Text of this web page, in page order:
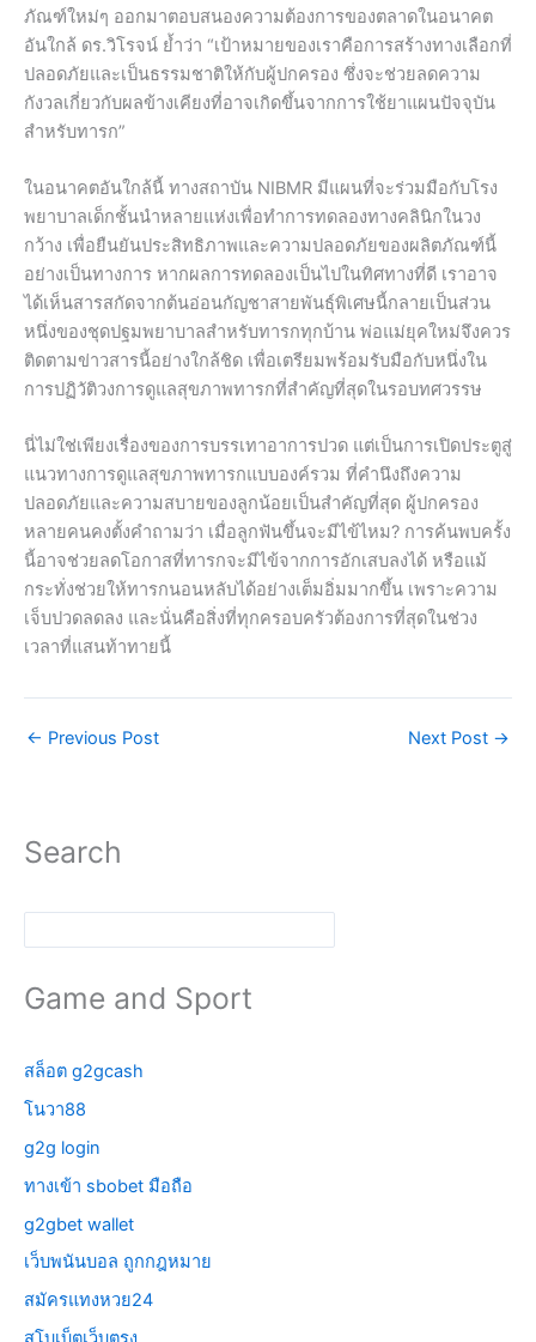
ภัณฑ์ใหม่ๆ ออกมาตอบสนองความต้องการของตลาดในอนาคต
อันใกล้ ดร.วิโรจน์ ย้ำว่า “เป้าหมายของเราคือการสร้างทางเลือกที่
ปลอดภัยและเป็นธรรมชาติให้กับผู้ปกครอง ซึ่งจะช่วยลดความ
กังวลเกี่ยวกับผลข้างเคียงที่อาจเกิดขึ้นจากการใช้ยาแผนปัจจุบัน
สำหรับทารก”
ในอนาคตอันใกล้นี้ ทางสถาบัน NIBMR มีแผนที่จะร่วมมือกับโรง
พยาบาลเด็กชั้นนำหลายแห่งเพื่อทำการทดลองทางคลินิกในวง
กว้าง เพื่อยืนยันประสิทธิภาพและความปลอดภัยของผลิตภัณฑ์นี้
อย่างเป็นทางการ หากผลการทดลองเป็นไปในทิศทางที่ดี เราอาจ
ได้เห็นสารสกัดจากต้นอ่อนกัญชาสายพันธุ์พิเศษนี้กลายเป็นส่วน
หนึ่งของชุดปฐมพยาบาลสำหรับทารกทุกบ้าน พ่อแม่ยุคใหม่จึงควร
ติดตามข่าวสารนี้อย่างใกล้ชิด เพื่อเตรียมพร้อมรับมือกับหนึ่งใน
การปฏิวัติวงการดูแลสุขภาพทารกที่สำคัญที่สุดในรอบทศวรรษ
นี่ไม่ใช่เพียงเรื่องของการบรรเทาอาการปวด แต่เป็นการเปิดประตูสู่
แนวทางการดูแลสุขภาพทารกแบบองค์รวม ที่คำนึงถึงความ
ปลอดภัยและความสบายของลูกน้อยเป็นสำคัญที่สุด ผู้ปกครอง
หลายคนคงตั้งคำถามว่า เมื่อลูกฟันขึ้นจะมีไข้ไหม? การค้นพบครั้ง
นี้อาจช่วยลดโอกาสที่ทารกจะมีไข้จากการอักเสบลงได้ หรือแม้
กระทั่งช่วยให้ทารกนอนหลับได้อย่างเต็มอิ่มมากขึ้น เพราะความ
เจ็บปวดลดลง และนั่นคือสิ่งที่ทุกครอบครัวต้องการที่สุดในช่วง
เวลาที่แสนท้าทายนี้
← Previous Post Next Post →
Search
Game and Sport
สล็อต g2gcash
โนวา88
g2g login
ทางเข้า sbobet มือถือ
g2gbet wallet
เว็บพนันบอล ถูกกฎหมาย
สมัครแทงหวย24